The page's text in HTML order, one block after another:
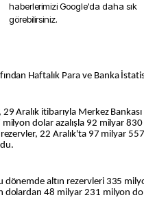
haberlerimizi Google'da daha sık
görebilirsiniz.
Haftalık Para ve Banka
29 Aralık itibarıyla Merkez
dolar azalışla 92 milyar
22 Aralık'ta 97 milyar
dönemde altın rezervleri 335
dolardan 48 milyar 231 milyon